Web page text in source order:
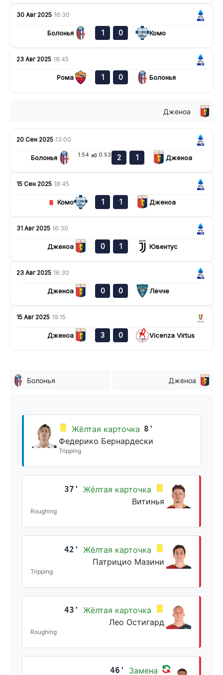
30 Авг 2025 16:30
Болонья 1 0 Комо
23 Авг 2025 18:45
Рома 1 0 Болонья
Дженоа
20 Сен 2025 13:00
Болонья 1.54 xG 0.53 2 1 Дженоа
15 Сен 2025 18:45
Комо 1 1 Дженоа
31 Авг 2025 16:30
Дженоа 0 1 Ювентус
23 Авг 2025 16:30
Дженоа 0 0 Лечче
15 Авг 2025 19:15
Дженоа 3 0 Vicenza Virtus
Болонья Дженоа
Жёлтая карточка 8'
Федерико Бернардески
Tripping
37'
Жёлтая карточка
Витинья
Roughing
42'
Жёлтая карточка
Патрицио Мазини
Tripping
43'
Жёлтая карточка
Лео Остигард
Roughing
46' Замена